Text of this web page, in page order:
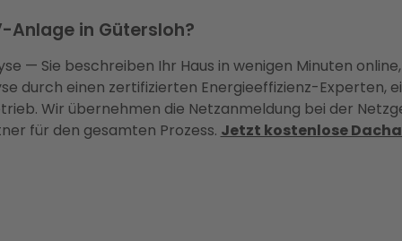
Anlage in Gütersloh?
— Sie beschreiben Ihr Haus in wenigen Minuten
durch einen zertifizierten Energieeffizienz-Experten,
Wir übernehmen die Netzanmeldung bei der
für den gesamten Prozess. Jetzt kostenlose